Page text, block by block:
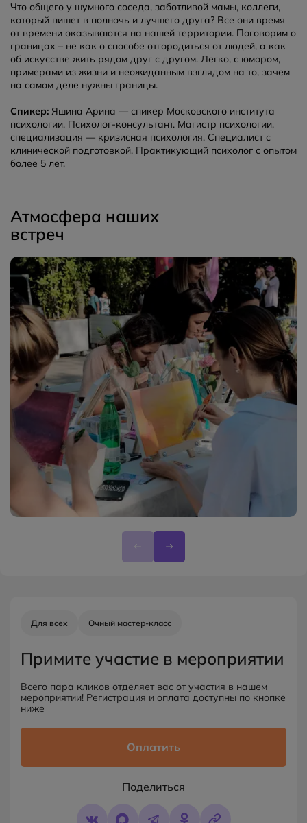
Что общего у шумного соседа, заботливой мамы, коллеги,
который пишет в полночь и лучшего друга? Все они время
от времени оказываются на нашей территории. Поговорим о
границах – не как о способе отгородиться от людей, а как
об искусстве жить рядом друг с другом. Легко, с юмором,
примерами из жизни и неожиданным взглядом на то, зачем
на самом деле нужны границы.
Спикер: Яшина Арина — спикер Московского института
психологии. Психолог-консультант. Магистр психологии,
специализация — кризисная психология. Специалист с
клинической подготовкой. Практикующий психолог с опытом
более 5 лет.
Атмосфера наших
встреч
Для всех Очный мастер-класс
Примите участие в мероприятии
Всего пара кликов отделяет вас от участия в нашем
мероприятии! Регистрация и оплата доступны по кнопке
ниже
Оплатить
Поделиться